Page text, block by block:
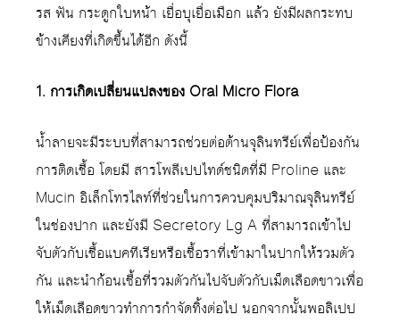
รส ฟัน กระดูกใบหน้า เยื่อบุเยื่อเมือก แล้ว ยังมีผลกระทบ
ข้างเคียงที่เกิดขึ้นได้อีก ดังนี้
1. การเกิดเปลี่ยนแปลงของ Oral Micro Flora
น้ำลายจะมีระบบที่สามารถช่วยต่อต้านจุลินทรีย์เพื่อป้องกัน
การติดเชื้อ โดยมี สารโพลีเปปไทด์ชนิดที่มี Proline และ
Mucin อิเล็กโทรไลท์ที่ช่วยในการควบคุมปริมาณจุลินทรีย์
ในช่องปาก และยังมี Secretory Lg A ที่สามารถเข้าไป
จับตัวกับเชื้อแบคทีเรียหรือเชื้อราที่เข้ามาในปากให้รวมตัว
กัน และนำก้อนเชื้อที่รวมตัวกันไปจับตัวกับเม็ดเลือดขาวเพื่อ
ให้เม็ดเลือดขาวทำการกำจัดทิ้งต่อไป นอกจากนั้นพอลิเปป